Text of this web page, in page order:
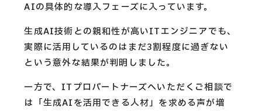
AIの具体的な導入フェーズに入っています。
生成AI技術との親和性が高いITエンジニアでも、
実際に活用しているのはまだ3割程度に過ぎない
という意外な結果が判明しました。
一方で、ITプロパートナーズへいただくご相談で
は「生成AIを活用できる人材」を求める声が増